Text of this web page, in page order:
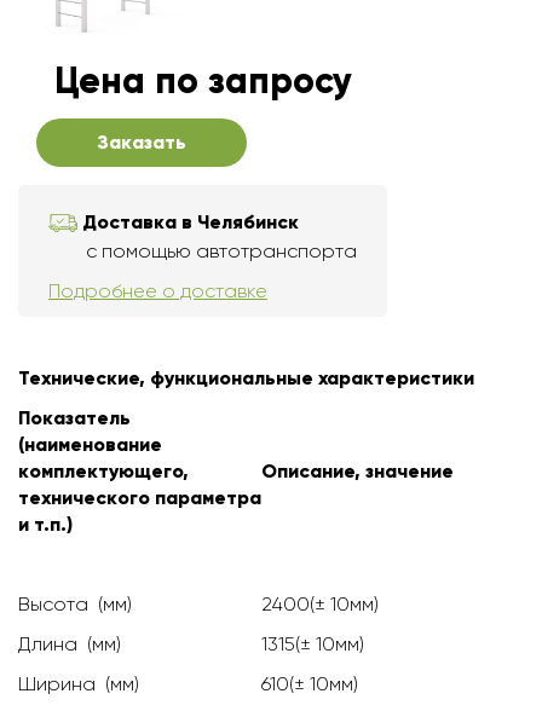
Цена по запросу
Заказать
Доставка в Челябинск
с помощью автотранспорта
Подробнее о доставке
Технические, функциональные характеристики
Показатель
(наименование
комплектующего,
технического параметра
и т.п.)
Описание, значение
Высота (мм)
2400(± 10мм)
Длина (мм)
1315(± 10мм)
Ширина (мм)
610(± 10мм)